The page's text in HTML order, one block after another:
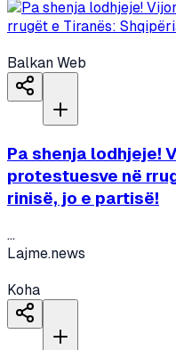
Balkan Web
Pa shenja lodhjeje!
protestuesve në
rinisë, jo e partisë!
...
Lajme.news
Koha